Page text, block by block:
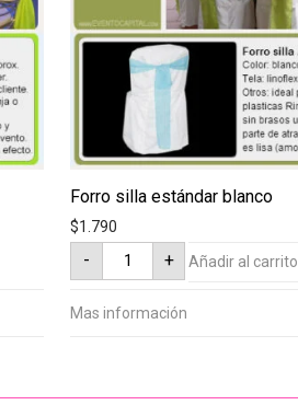
Forro silla estándar blanco
$1.790
-
Forro
silla
estándar
cantidad
+ Añadir al carrito
Mas información